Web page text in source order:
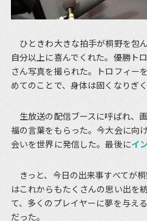
ひときわ大きな拍手が桐野を包
自分以上に喜んでくれた。優勝ト
さん写真を撮られた。トロフィー
めてのことで、身体は固くなりぎ
生放送の配信ブースに呼ばれ、
福の言葉をもらった。今大会に向
会いを世界に発信した。最後にイ
きっと、今日の出来事すべてが
はこれからもたくさんの思い出を
て、多くのプレイヤーに夢を与え
だった。